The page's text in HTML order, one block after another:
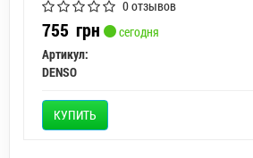
0 отзывов
755 грн
сегодня
Артикул:
DENSO
КУПИТЬ